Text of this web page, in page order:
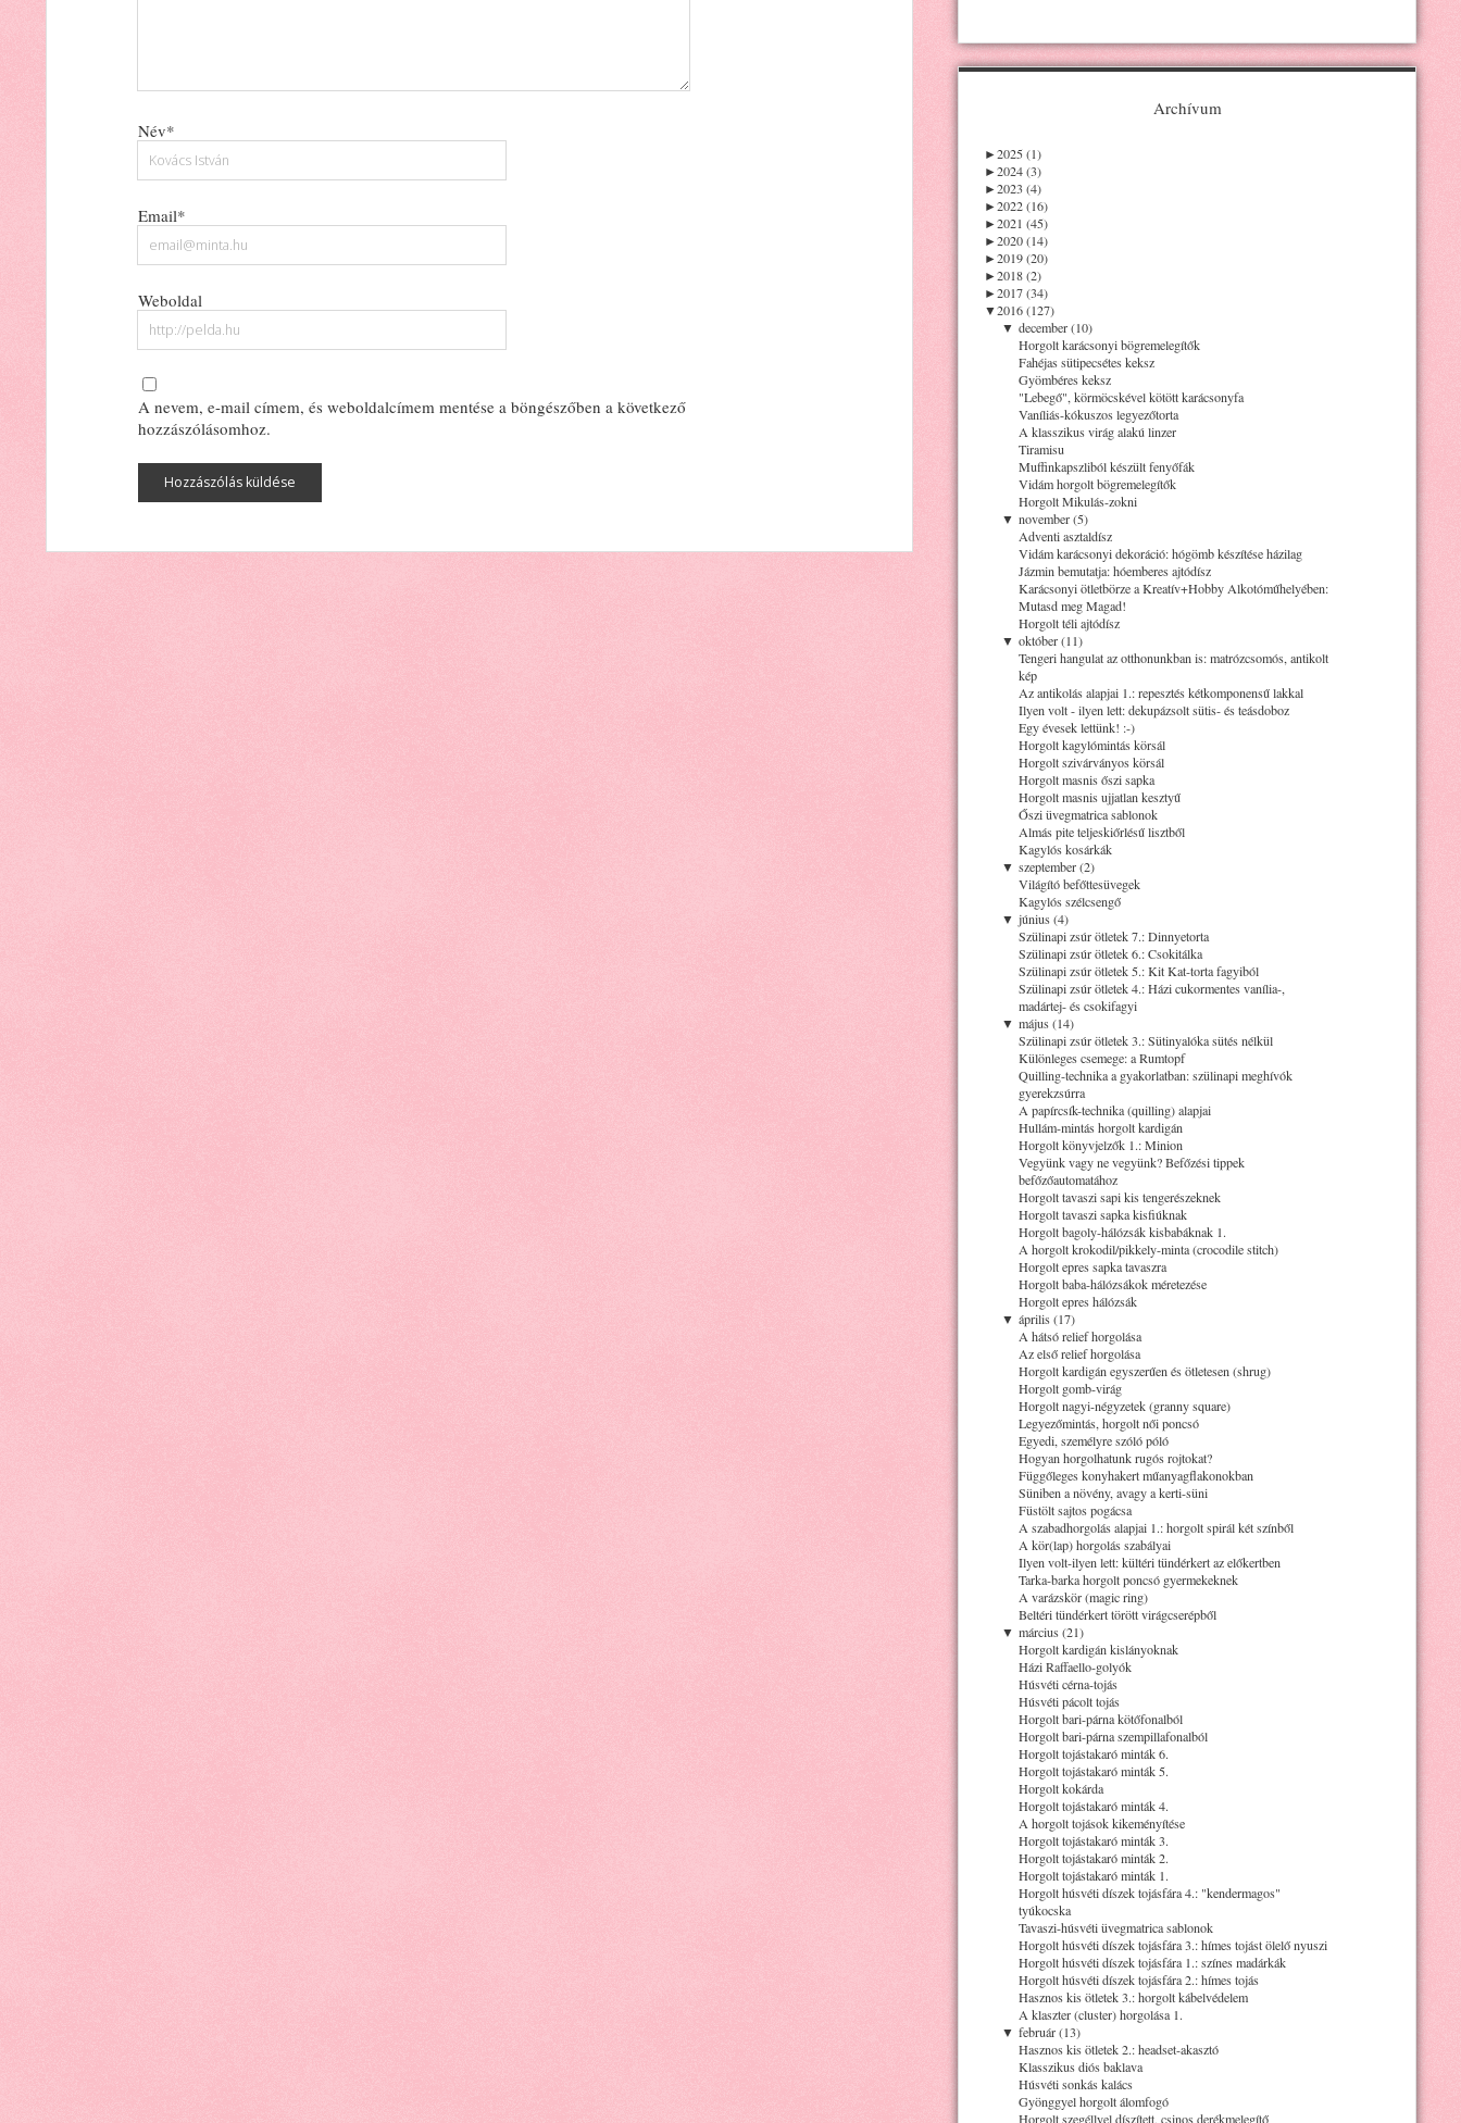
Név*
Email*
Weboldal
A nevem, e-mail címem, és weboldalcímem mentése a böngészőben a következő
hozzászólásomhoz.
Archívum
►2025 (1)
►2024 (3)
►2023 (4)
►2022 (16)
►2021 (45)
►2020 (14)
►2019 (20)
►2018 (2)
►2017 (34)
▼2016 (127)
▼ december (10)
Horgolt karácsonyi bögremelegítők
Fahéjas sütipecsétes keksz
Gyömbéres keksz
"Lebegő", körmöcskével kötött karácsonyfa
Vaníliás-kókuszos legyezőtorta
A klasszikus virág alakú linzer
Tiramisu
Muffinkapszliból készült fenyőfák
Vidám horgolt bögremelegítők
Horgolt Mikulás-zokni
▼ november (5)
Adventi asztaldísz
Vidám karácsonyi dekoráció: hógömb készítése házilag
Jázmin bemutatja: hóemberes ajtódísz
Karácsonyi ötletbörze a Kreatív+Hobby Alkotóműhelyében:
Mutasd meg Magad!
Horgolt téli ajtódísz
▼ október (11)
Tengeri hangulat az otthonunkban is: matrózcsomós, antikolt
kép
Az antikolás alapjai 1.: repesztés kétkomponensű lakkal
Ilyen volt - ilyen lett: dekupázsolt sütis- és teásdoboz
Egy évesek lettünk! :-)
Horgolt kagylómintás körsál
Horgolt szivárványos körsál
Horgolt masnis őszi sapka
Horgolt masnis ujjatlan kesztyű
Őszi üvegmatrica sablonok
Almás pite teljeskiőrlésű lisztből
Kagylós kosárkák
▼ szeptember (2)
Világító befőttesüvegek
Kagylós szélcsengő
▼ június (4)
Szülinapi zsúr ötletek 7.: Dinnyetorta
Szülinapi zsúr ötletek 6.: Csokitálka
Szülinapi zsúr ötletek 5.: Kit Kat-torta fagyiból
Szülinapi zsúr ötletek 4.: Házi cukormentes vanília-,
madártej- és csokifagyi
▼ május (14)
Szülinapi zsúr ötletek 3.: Sütinyalóka sütés nélkül
Különleges csemege: a Rumtopf
Quilling-technika a gyakorlatban: szülinapi meghívók
gyerekzsúrra
A papírcsík-technika (quilling) alapjai
Hullám-mintás horgolt kardigán
Horgolt könyvjelzők 1.: Minion
Vegyünk vagy ne vegyünk? Befőzési tippek
befőzőautomatához
Horgolt tavaszi sapi kis tengerészeknek
Horgolt tavaszi sapka kisfiúknak
Horgolt bagoly-hálózsák kisbabáknak 1.
A horgolt krokodil/pikkely-minta (crocodile stitch)
Horgolt epres sapka tavaszra
Horgolt baba-hálózsákok méretezése
Horgolt epres hálózsák
▼ április (17)
A hátsó relief horgolása
Az első relief horgolása
Horgolt kardigán egyszerűen és ötletesen (shrug)
Horgolt gomb-virág
Horgolt nagyi-négyzetek (granny square)
Legyezőmintás, horgolt női poncsó
Egyedi, személyre szóló póló
Hogyan horgolhatunk rugós rojtokat?
Függőleges konyhakert műanyagflakonokban
Süniben a növény, avagy a kerti-süni
Füstölt sajtos pogácsa
A szabadhorgolás alapjai 1.: horgolt spirál két színből
A kör(lap) horgolás szabályai
Ilyen volt-ilyen lett: kültéri tündérkert az előkertben
Tarka-barka horgolt poncsó gyermekeknek
A varázskör (magic ring)
Beltéri tündérkert törött virágcserépből
▼ március (21)
Horgolt kardigán kislányoknak
Házi Raffaello-golyók
Húsvéti cérna-tojás
Húsvéti pácolt tojás
Horgolt bari-párna kötőfonalból
Horgolt bari-párna szempillafonalból
Horgolt tojástakaró minták 6.
Horgolt tojástakaró minták 5.
Horgolt kokárda
Horgolt tojástakaró minták 4.
A horgolt tojások kikeményítése
Horgolt tojástakaró minták 3.
Horgolt tojástakaró minták 2.
Horgolt tojástakaró minták 1.
Horgolt húsvéti díszek tojásfára 4.: "kendermagos"
tyúkocska
Tavaszi-húsvéti üvegmatrica sablonok
Horgolt húsvéti díszek tojásfára 3.: hímes tojást ölelő nyuszi
Horgolt húsvéti díszek tojásfára 1.: színes madárkák
Horgolt húsvéti díszek tojásfára 2.: hímes tojás
Hasznos kis ötletek 3.: horgolt kábelvédelem
A klaszter (cluster) horgolása 1.
▼ február (13)
Hasznos kis ötletek 2.: headset-akasztó
Klasszikus diós baklava
Húsvéti sonkás kalács
Gyönggyel horgolt álomfogó
Horgolt szegéllyel díszített, csinos derékmelegítő